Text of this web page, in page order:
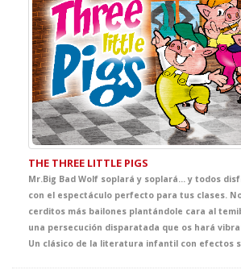
THE THREE LITTLE PIGS
Mr.Big Bad Wolf soplará y soplará… y todos
con el espectáculo perfecto para tus clases.
cerditos más bailones plantándole cara al
una persecución disparatada que os hará